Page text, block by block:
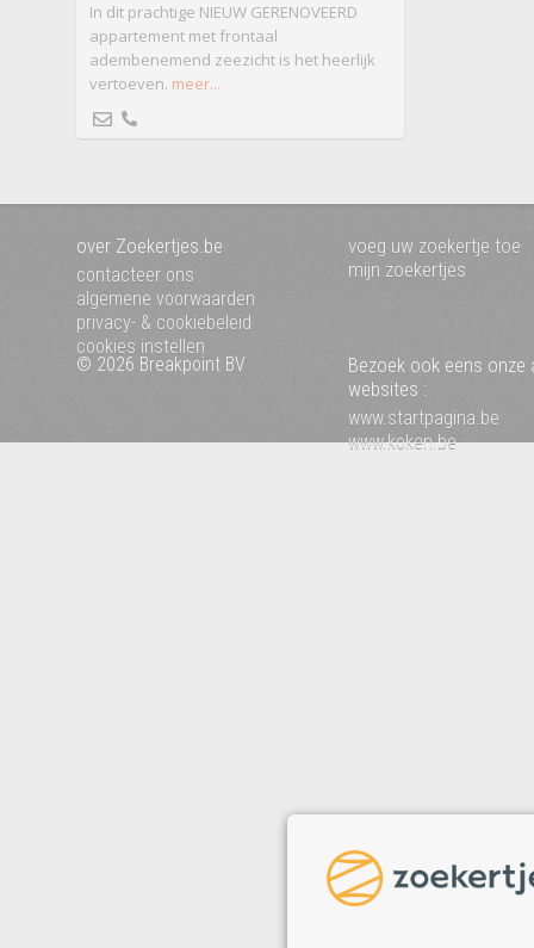
In dit prachtige NIEUW GERENOVEERD
appartement met frontaal
adembenemend zeezicht is het heerlijk
vertoeven. meer...
over Zoekertjes.be
contacteer ons
algemene voorwaarden
privacy- & cookiebeleid
cookies instellen
voeg uw zoekertje toe
mijn zoekertjes
© 2026 Breakpoint BV
Bezoek ook eens onze
websites :
www.startpagina.be
www.koken.be